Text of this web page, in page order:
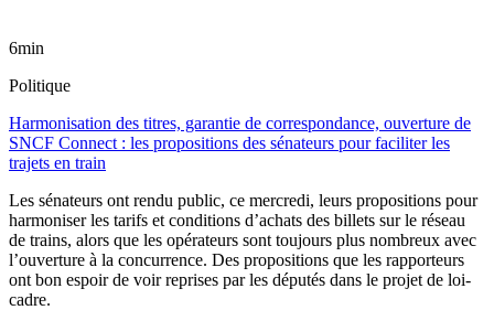
6min
Politique
Harmonisation des titres, garantie de correspondance, ouverture de
SNCF Connect : les propositions des sénateurs pour faciliter les
trajets en train
Les sénateurs ont rendu public, ce mercredi, leurs propositions pour
harmoniser les tarifs et conditions d’achats des billets sur le réseau
de trains, alors que les opérateurs sont toujours plus nombreux avec
l’ouverture à la concurrence. Des propositions que les rapporteurs
ont bon espoir de voir reprises par les députés dans le projet de loi-
cadre.